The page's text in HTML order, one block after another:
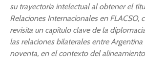
su trayectoria intelectual al obtener el
Relaciones Internacionales en FLACSO,
revisita un capítulo clave de la
las relaciones bilaterales entre
noventa, en el contexto del